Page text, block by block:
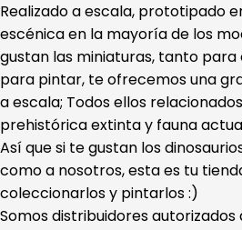
Realizado a escala, prototipado
escénica en la mayoría de los
gustan las miniaturas, tanto
para pintar, te ofrecemos una
a escala; Todos ellos
prehistórica extinta y fauna
Así que si te gustan los
como a nosotros, esta es tu
coleccionarlos y pintarlos :)
Somos distribuidores